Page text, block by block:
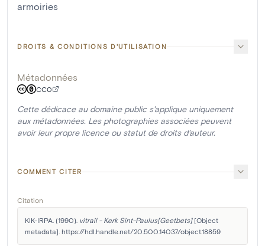
armoiries
DROITS & CONDITIONS D'UTILISATION
Métadonnées
CC0
Cette dédicace au domaine public s'applique uniquement
aux métadonnées. Les photographies associées peuvent
avoir leur propre licence ou statut de droits d'auteur.
COMMENT CITER
Citation
KIK-IRPA. (1990). vitrail - Kerk Sint-Paulus[Geetbets] [Object
metadata]. https://hdl.handle.net/20.500.14037/object.18859